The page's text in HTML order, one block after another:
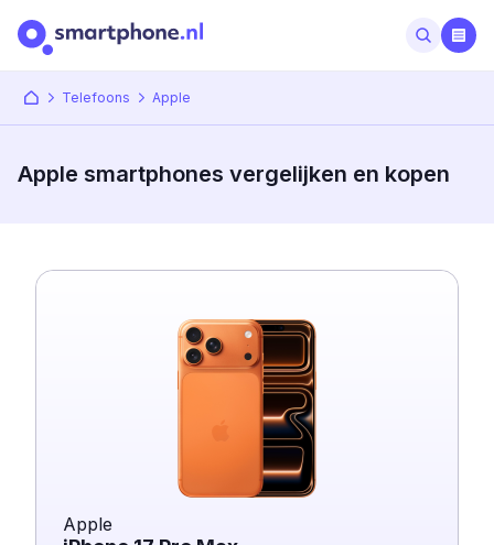
Telefoons Apple
Apple smartphones vergelijken en kopen
Apple